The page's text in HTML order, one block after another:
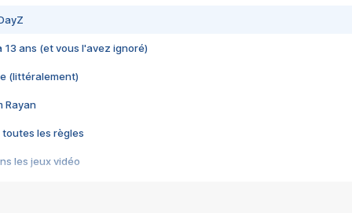
13 ans (et vous l'avez ignoré)
(littéralement)
Rayan
toutes les règles
les jeux vidéo